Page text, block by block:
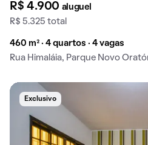
R$ 4.900 aluguel
R$ 5.325 total
460 m² · 4 quartos · 4 vagas
Rua Himaláia, Parque Novo
Exclusivo